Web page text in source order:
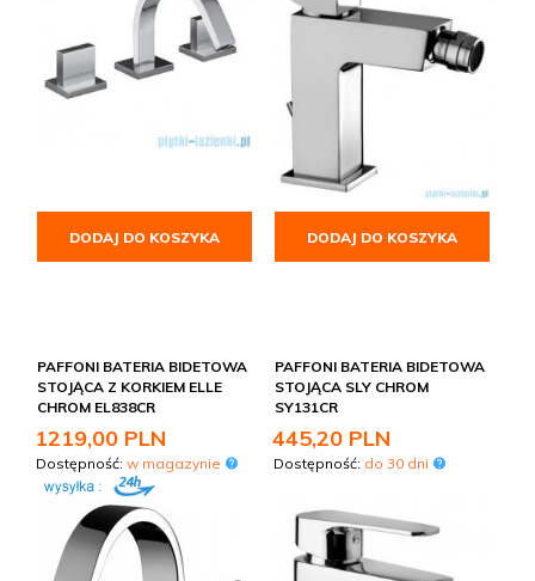
DODAJ DO KOSZYKA DODAJ DO KOSZYKA
PAFFONI BATERIA BIDETOWA
STOJĄCA Z KORKIEM ELLE
CHROM EL838CR
1219,00 PLN
Dostępność: w magazynie
PAFFONI BATERIA BIDETOWA
STOJĄCA SLY CHROM
SY131CR
445,20 PLN
Dostępność: do 30 dni